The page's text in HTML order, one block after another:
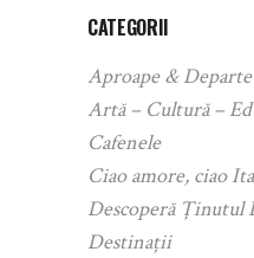
CATEGORII
Aproape & Departe
Artă – Cultură –
Cafenele
Ciao amore, ciao
Descoperă Ținutul
Destinații